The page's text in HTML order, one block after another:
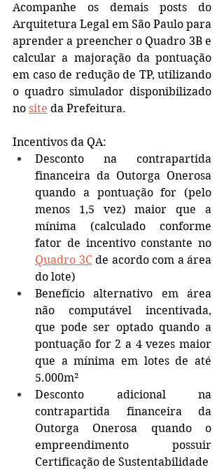
Acompanhe os demais posts do
Arquitetura Legal em São Paulo para
aprender a preencher o Quadro 3B e
calcular a majoração da pontuação
em caso de redução de TP, utilizando
o quadro simulador disponibilizado
no site da Prefeitura.
Incentivos da QA:
Desconto na contrapartida
financeira da Outorga Onerosa
quando a pontuação for (pelo
menos 1,5 vez) maior que a
mínima (calculado conforme
Quadro 3C de acordo com a área
do lote)
Benefício alternativo em área
não computável incentivada,
que pode ser optado quando a
pontuação for 2 a 4 vezes maior
que a mínima em lotes de até
5.000m²
Desconto adicional na
contrapartida financeira da
Outorga Onerosa quando o
empreendimento possuir
Certificação de Sustentabilidade